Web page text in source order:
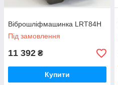
Віброшліфмашинка LRT84H
Під замовлення
11 392 ₴
Купити